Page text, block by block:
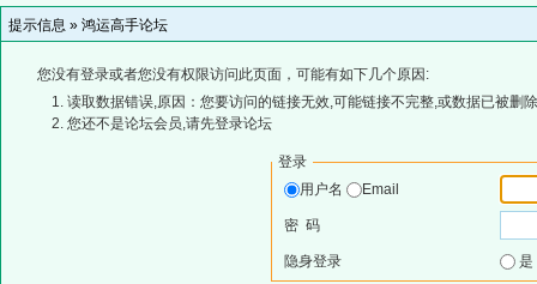
提示信息 » 鸿运高手论坛
您没有登录或者您没有权限访问此页面，可能有如下几个原因:
读取数据错误,原因：您要访问的链接无效,可能链接不完整,或数据已被删
您还不是论坛会员,请先登录论坛
登录
用户名
Email
密 码
隐身登录